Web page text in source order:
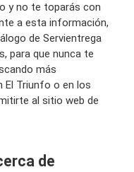
y no te toparás con
a esta información,
de Servientrega
para que nunca te
más
El Triunfo o en los
al sitio web de
de